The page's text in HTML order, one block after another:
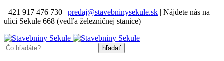
+421 917 476 730 | predaj@stavebninysekule.sk | Nájdete nás na
ulici Sekule 668 (vedľa železničnej stanice)